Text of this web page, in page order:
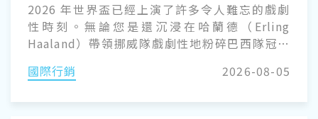
2026 年世界盃已經上演了許多令人難忘的戲劇
性時刻。無論您是還沉浸在哈蘭德（Erling
Haaland）帶領挪威隊戲劇性地粉碎巴西隊冠軍
Ronaldo）與盧卡·莫德里奇（Luka Modrić）
國際行銷 2026-08-05